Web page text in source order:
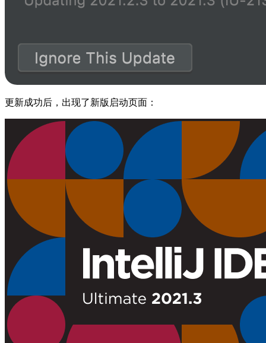
更新成功后，出现了新版启动页面：